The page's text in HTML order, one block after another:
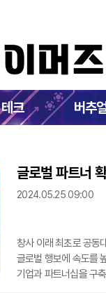
테크 버추
글로벌 파트너
2024.05.25 09:00
창사 이래 최초로 공동
글로벌 행보에 속도를
기업과 파트너십을 구